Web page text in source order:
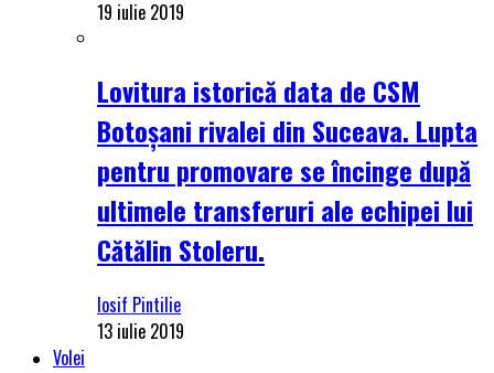
19 iulie 2019
Lovitura istorică data de CSM
Botoșani rivalei din Suceava. Lupta
pentru promovare se încinge după
ultimele transferuri ale echipei lui
Cătălin Stoleru.
Iosif Pintilie
13 iulie 2019
Volei